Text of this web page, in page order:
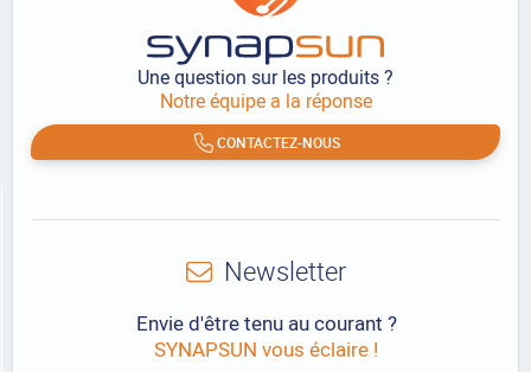
Une question sur les produits ?
Notre équipe a la réponse
CONTACTEZ-NOUS
Newsletter
Envie d'être tenu au courant ?
SYNAPSUN vous éclaire !